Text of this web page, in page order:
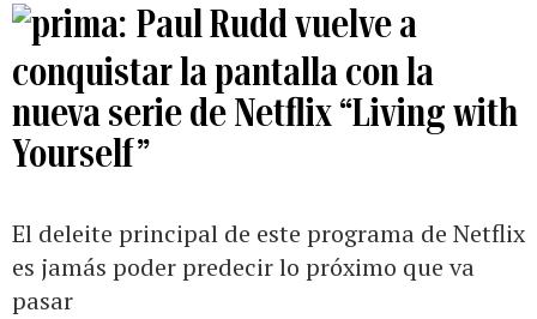
Paul Rudd vuelve a
conquistar la pantalla con la
nueva serie de Netflix “Living with
Yourself”
El deleite principal de este programa de Netflix
es jamás poder predecir lo próximo que va
pasar